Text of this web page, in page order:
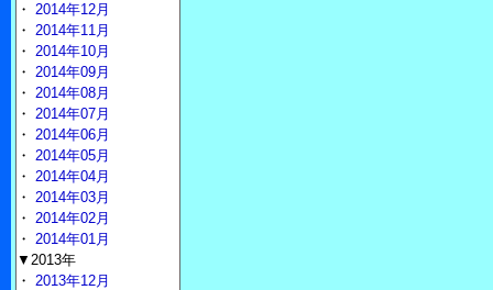
・ 2014年12月
・ 2014年11月
・ 2014年10月
・ 2014年09月
・ 2014年08月
・ 2014年07月
・ 2014年06月
・ 2014年05月
・ 2014年04月
・ 2014年03月
・ 2014年02月
・ 2014年01月
▼2013年
・ 2013年12月